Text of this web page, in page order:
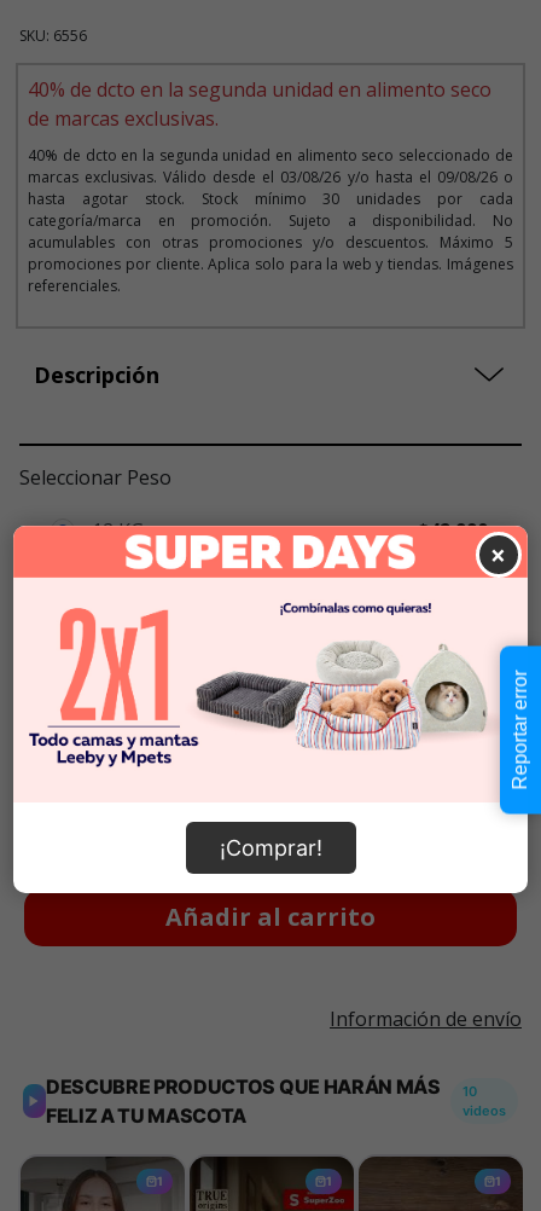
SKU: 6556
40% de dcto en la segunda unidad en alimento seco
de marcas exclusivas.
40% de dcto en la segunda unidad en alimento seco seleccionado de
marcas exclusivas. Válido desde el 03/08/26 y/o hasta el 09/08/26 o
hasta agotar stock. Stock mínimo 30 unidades por cada
categoría/marca en promoción. Sujeto a disponibilidad. No
acumulables con otras promociones y/o descuentos. Máximo 5
promociones por cliente. Aplica solo para la web y tiendas. Imágenes
referenciales.
Descripción
Seleccionar Peso
12 KG
$3583 x KG
$42.990
$15.990
18 KG
$1750x KG
$44.990 $34.990
-
Añadir al carrito
Información de envío
×
¡Comprar!
Reportar error